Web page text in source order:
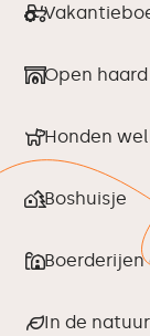
Open haard
Honden
Boshuisje
Boerderijen
In de natuur